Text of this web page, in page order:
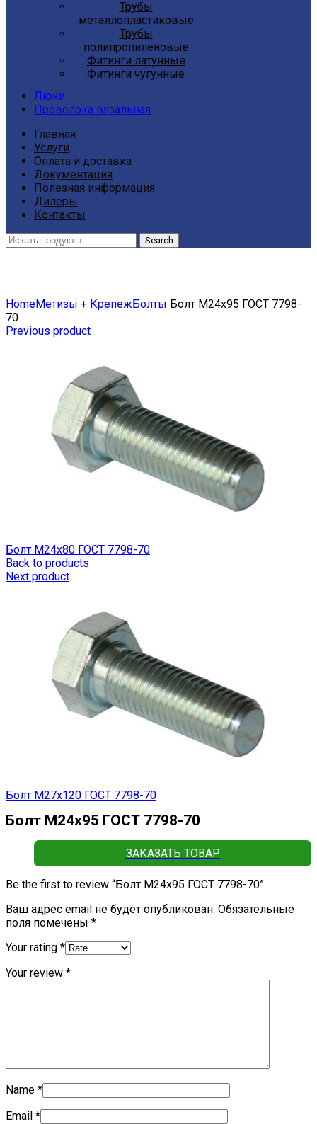
Трубы
металлопластиковые
Трубы
полипропиленовые
Фитинги латунные
Фитинги чугунные
Люки
Проволока вязальная
Главная
Услуги
Оплата и доставка
Документация
Полезная информация
Дилеры
Контакты
Search
HomeМетизы + КрепежБолты Болт М24х95 ГОСТ 7798-
70
Previous product
Болт М24х80 ГОСТ 7798-70
Back to products
Next product
Болт М27х120 ГОСТ 7798-70
Болт М24х95 ГОСТ 7798-70
ЗАКАЗАТЬ ТОВАР
Be the first to review “Болт М24х95 ГОСТ 7798-70”
Ваш адрес email не будет опубликован. Обязательные
поля помечены *
Your rating *
Your review *
Name *
Email *